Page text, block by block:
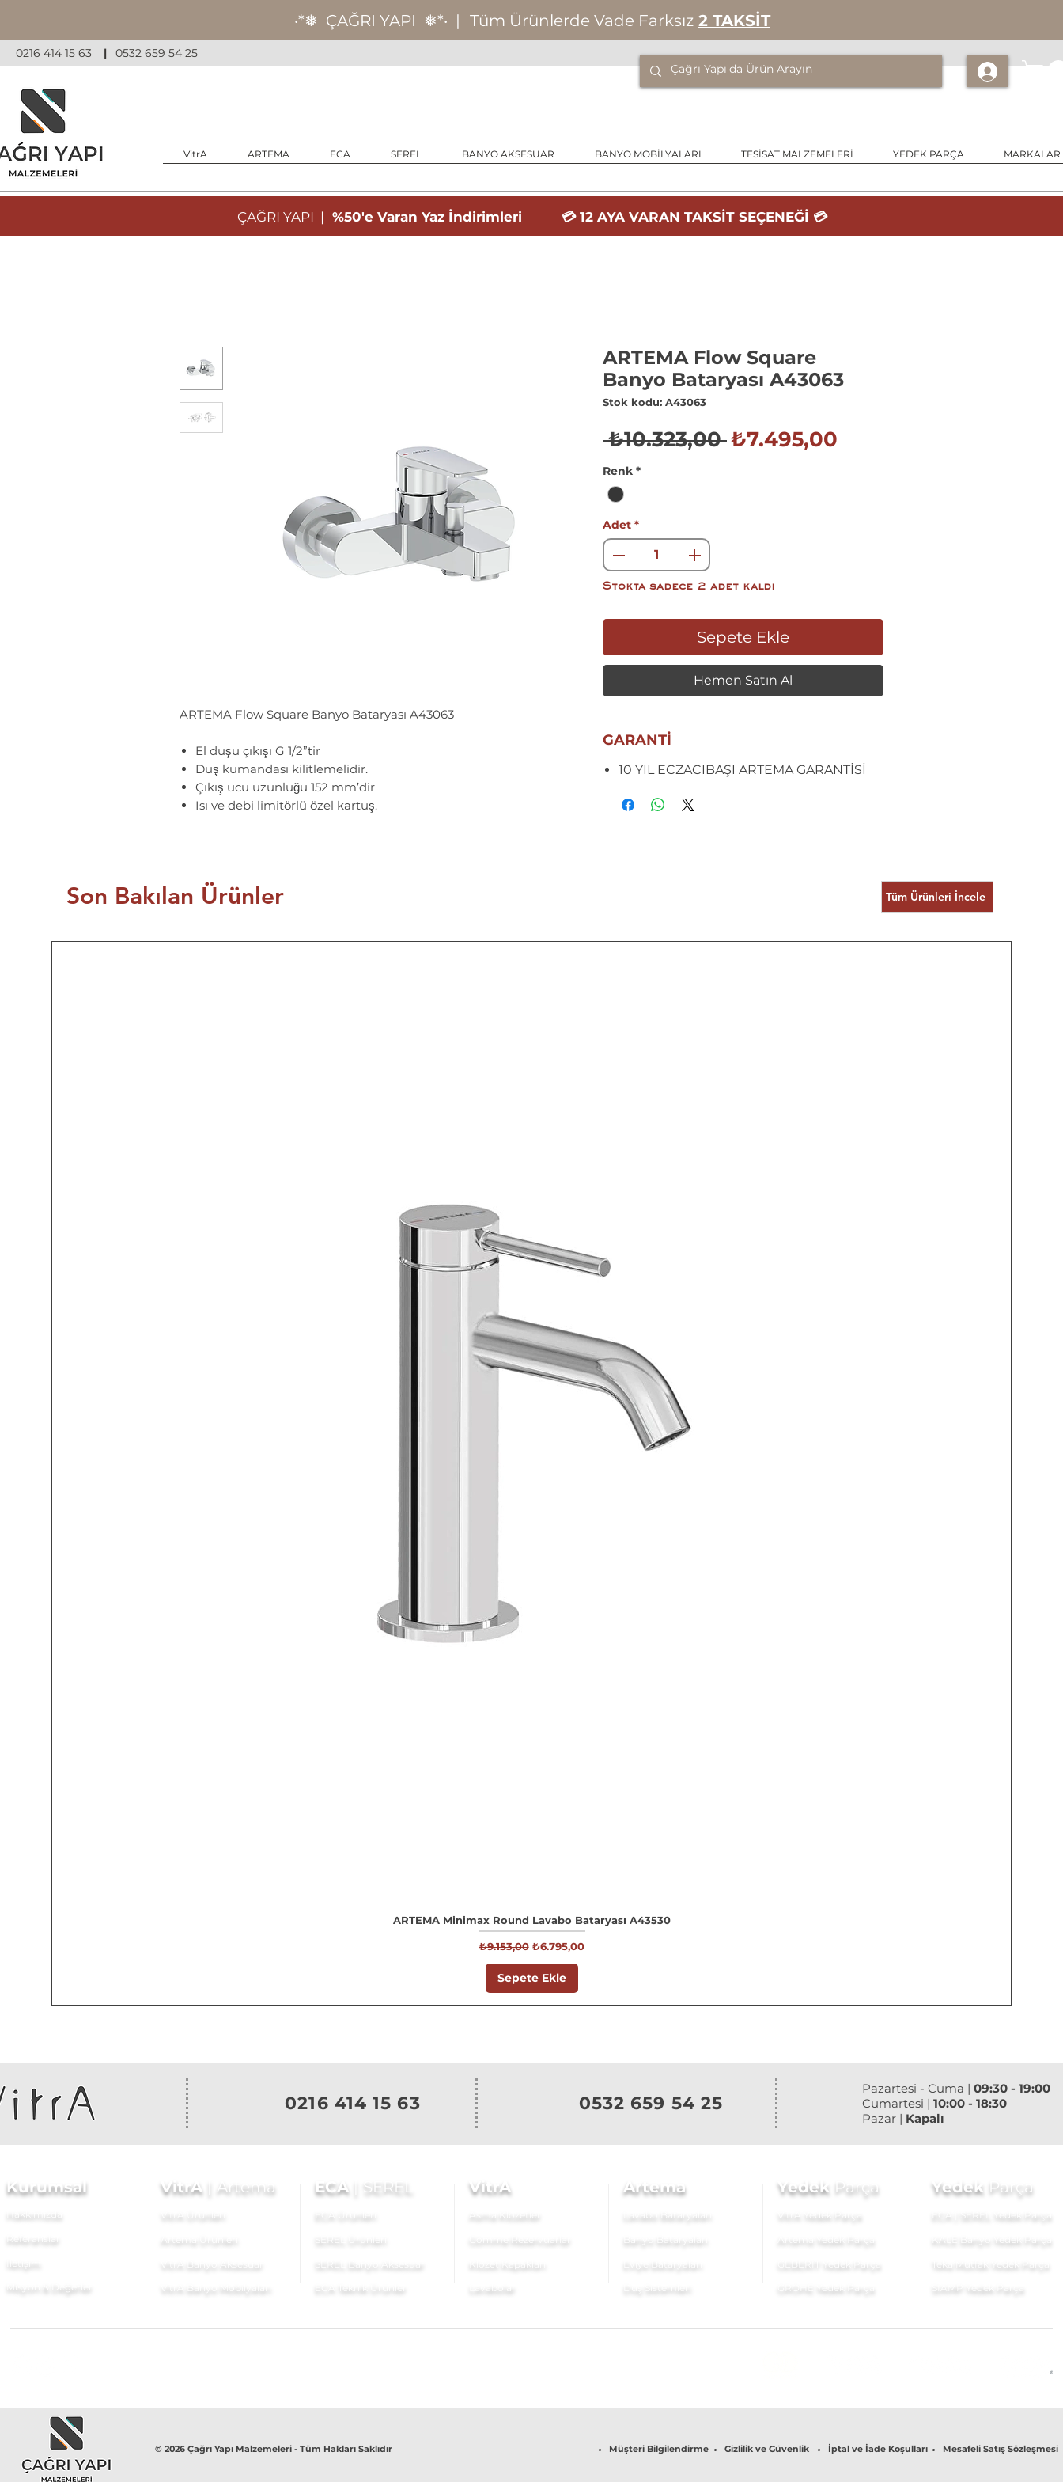
‧*❅ ÇAĞRI YAPI ❅*‧ | Tüm Ürünlerde Vade Farksız 2 TAKSİT
0216 414 15 63 | 0532 659 54 25
VitrA ARTEMA ECA SEREL BANYO AKSESUAR BANYO MOBİLYALARI TESİSAT MALZEMELERİ YEDEK PARÇA MARKALAR
ÇAĞRI YAPI | %50'e Varan Yaz İndirimleri 💳 12 AYA VARAN TAKSİT SEÇENEĞİ 💳
ARTEMA Flow Square Banyo Bataryası A43063
El duşu çıkışı G 1/2”tir
Duş kumandası kilitlemelidir.
Çıkış ucu uzunluğu 152 mm’dir
Isı ve debi limitörlü özel kartuş.
ARTEMA Flow Square
Banyo Bataryası A43063
Stok kodu: A43063
₺10.323,00 Normal
₺7.495,00
Renk *
Adet *
Stokta sadece 2 adet kaldı
Sepete Ekle
Hemen Satın Al
GARANTİ
10 YIL ECZACIBAŞI ARTEMA GARANTİSİ
Son Bakılan Ürünler Tüm Ürünleri İncele
ARTEMA Minimax Round Lavabo Bataryası A43530
Normal Fiyat
₺9.153,00 İndirimli Fiyat
₺6.795,00
Sepete Ekle
0216 414 15 63 0532 659 54 25
Pazartesi - Cuma | 09:30 - 19:00
Cumartesi | 10:00 - 18:30
Pazar | Kapalı
Kurumsal
Hakkımızda
Referanslar
İletişim
Misyon & Değerler
VitrA Artema
VitrA Ürünleri
Artema Ürünleri
VitrA Banyo Aksesuar
VitrA Banyo Mobilyaları
VitrA
Asma Klozetler
Gömme Rezervuarlar
Klozet Kapakları
Lavabolar
Artema
Lavabo Bataryaları
Banyo Bataryaları
Eviye Bataryaları
Duş Sistemleri
ECA SEREL
ECA Ürünleri
SEREL Ürünleri
SEREL Banyo Aksesuar
ECA Teknik Ürünler
Yedek Parça
VitrA Yedek Parça
Artema Yedek Parça
GEBERİT Yedek Parça
GROHE Yedek Parça
Yedek Parça
ECA | SEREL Yedek Parça
KALE Banyo Yedek Parça
Teka Mutfak Yedek Parça
SIAMP Yedek Parça
© 2026 Çağrı Yapı Malzemeleri - Tüm Hakları Saklıdır Müşteri Bilgilendirme Gizlilik ve Güvenlik İptal ve İade Koşulları Mesafeli Satış Sözleşmesi